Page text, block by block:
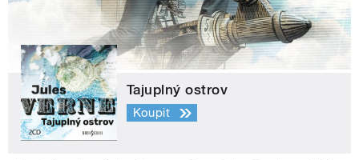
Tajuplný ostrov
Koupit